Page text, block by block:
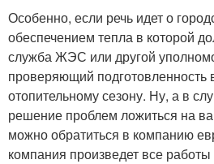
Особенно, если речь идет о
обеспечением тепла в которой
служба ЖЭС или другой
проверяющий подготовленность
отопительному сезону. Ну, а в
решение проблем ложиться на
можно обратиться в компанию
компания произведет все